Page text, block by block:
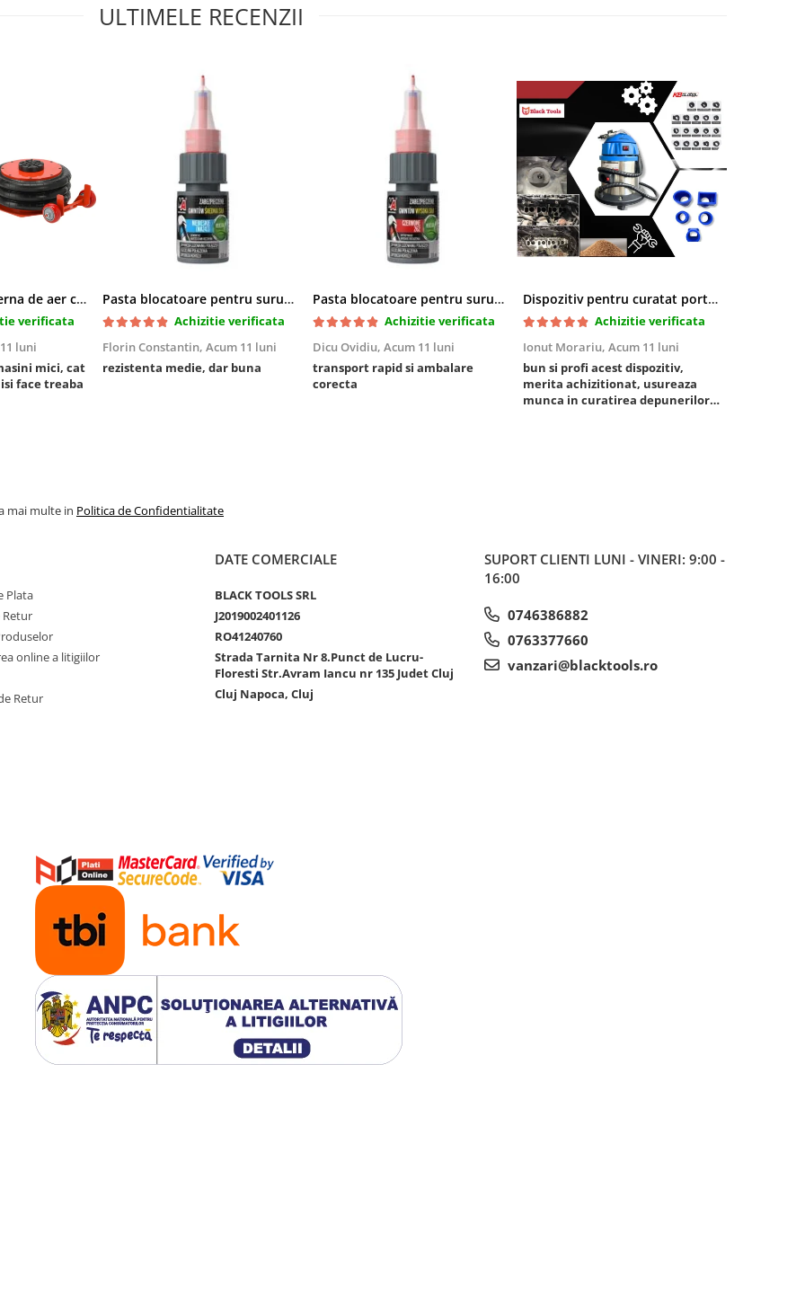
ULTIMELE RECENZII
Cric pneumatic perna de aer cu inaltator 6T
verificata
luni
mici, cat
face treaba
Pasta blocatoare pentru suruburi,rezistenta medie
Achizitie verificata
Florin Constantin, Acum 11 luni
rezistenta medie, dar buna
Pasta blocatoare pentru suruburi,rezistenta inalta
Achizitie verificata
Dicu Ovidiu, Acum 11 luni
transport rapid si ambalare
corecta
Dispozitiv pentru curatat porturi admisie si evacuare fara demontare cu coji de nuca si accesorii incluse
Achizitie verificata
Ionut Morariu, Acum 11 luni
bun si profi acest dispozitiv,
merita achizitionat, usureaza
munca in curatirea depunerilor
mai multe in Politica de Confidentialitate
Plata
Retur
online a litigiilor
Retur
DATE COMERCIALE
BLACK TOOLS SRL
J2019002401126
RO41240760
Strada Tarnita Nr 8.Punct de Lucru-
Floresti Str.Avram Iancu nr 135 Judet Cluj
Cluj Napoca, Cluj
SUPORT CLIENTI LUNI - VINERI: 9:00 -
16:00
0746386882
0763377660
vanzari@blacktools.ro